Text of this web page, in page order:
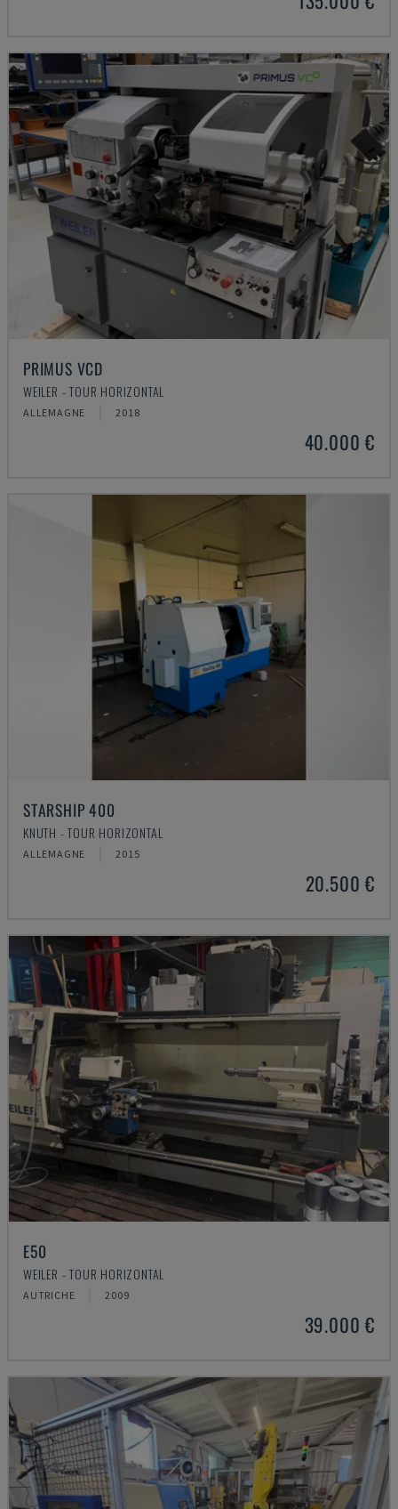
PRIMUS VCD
WEILER - TOUR HORIZONTAL
ALLEMAGNE 2018
40.000 €
STARSHIP 400
KNUTH - TOUR HORIZONTAL
ALLEMAGNE 2015
20.500 €
E50
WEILER - TOUR HORIZONTAL
AUTRICHE 2009
39.000 €